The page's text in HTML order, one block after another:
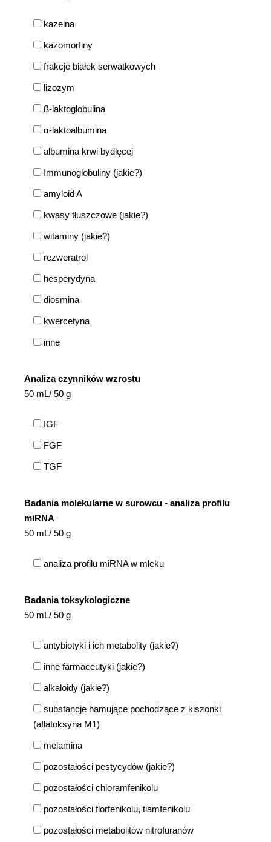
kazeina
kazomorfiny
frakcje białek serwatkowych
lizozym
ß-laktoglobulina
α-laktoalbumina
albumina krwi bydlęcej
Immunoglobuliny (jakie?)
amyloid A
kwasy tłuszczowe (jakie?)
witaminy (jakie?)
rezweratrol
hesperydyna
diosmina
kwercetyna
inne
Analiza czynników wzrostu
50 mL/ 50 g
IGF
FGF
TGF
Badania molekularne w surowcu - analiza profilu
miRNA
50 mL/ 50 g
analiza profilu miRNA w mleku
Badania toksykologiczne
50 mL/ 50 g
antybiotyki i ich metabolity (jakie?)
inne farmaceutyki (jakie?)
alkaloidy (jakie?)
substancje hamujące pochodzące z kiszonki
(aflatoksyna M1)
melamina
pozostałości pestycydów (jakie?)
pozostałości chloramfenikolu
pozostałości florfenikolu, tiamfenikolu
pozostałości metabolitów nitrofuranów